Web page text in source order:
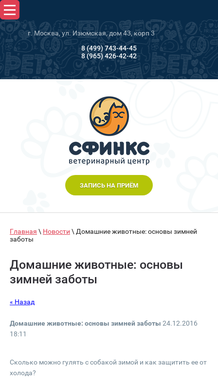
г. Москва, ул. Изюмская, дом 43, корп 3
8 (499) 743-44-45
8 (965) 426-42-42
ЗАПИСЬ НА ПРИЁМ
Главная \ Новости \ Домашние животные: основы зимней
заботы
Домашние животные: основы
зимней заботы
« Назад
Домашние животные: основы зимней заботы 24.12.2016
18:11
Сколько можно гулять с собакой зимой и как защитить ее от
холода?